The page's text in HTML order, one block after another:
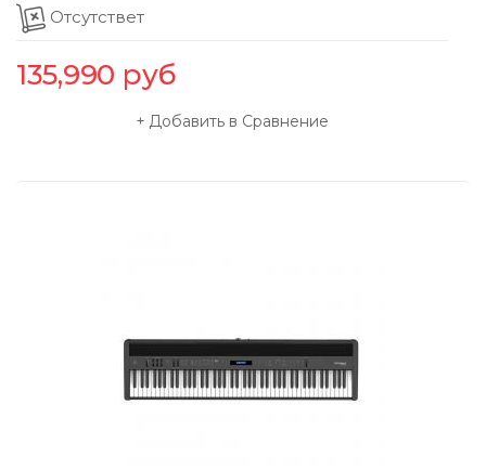
Отсутствет
135,990 руб
Добавить в Сравнение